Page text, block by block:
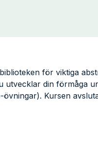
för viktiga
din för­måga
Kursen